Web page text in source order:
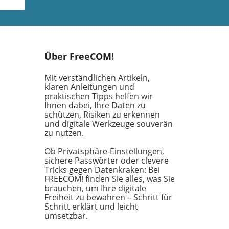
Über FreeCOM!
Mit verständlichen Artikeln,
klaren Anleitungen und
praktischen Tipps helfen wir
Ihnen dabei, Ihre Daten zu
schützen, Risiken zu erkennen
und digitale Werkzeuge souverän
zu nutzen.
Ob Privatsphäre-Einstellungen,
sichere Passwörter oder clevere
Tricks gegen Datenkraken: Bei
FREECOM! finden Sie alles, was Sie
brauchen, um Ihre digitale
Freiheit zu bewahren – Schritt für
Schritt erklärt und leicht
umsetzbar.